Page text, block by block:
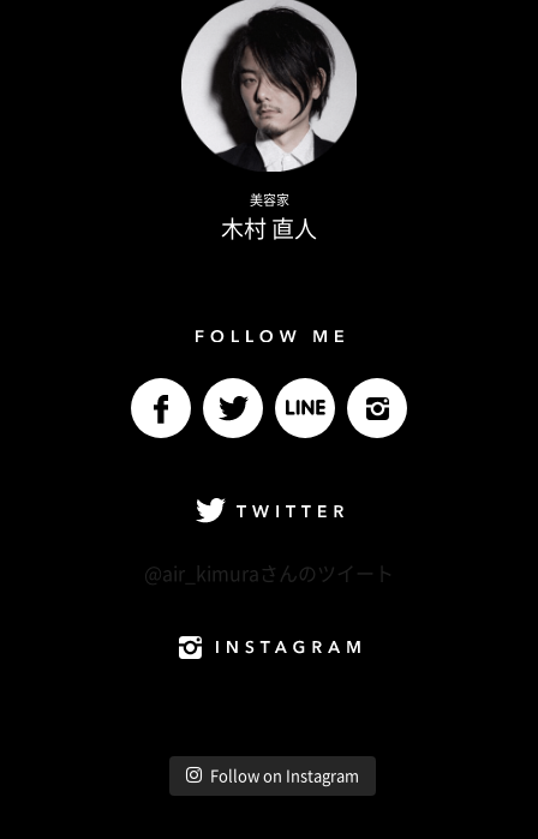
美容家
木村 直人
@air_kimuraさんのツイート
Follow on Instagram